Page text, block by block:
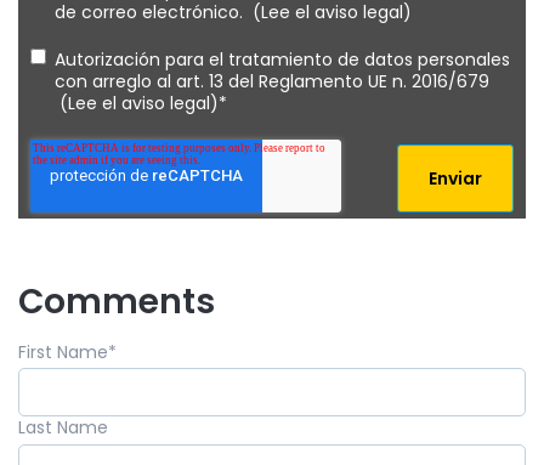
de correo electrónico. (Lee el aviso legal)
Autorización para el tratamiento de datos personales
con arreglo al art. 13 del Reglamento UE n. 2016/679
(Lee el aviso legal)*
Comments
First Name*
Last Name